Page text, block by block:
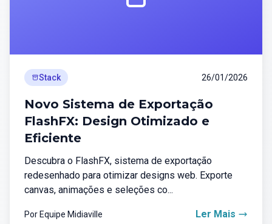
Stack 26/01/2026
Novo Sistema de Exportação
FlashFX: Design Otimizado e
Eficiente
Descubra o FlashFX, sistema de exportação
redesenhado para otimizar designs web. Exporte
canvas, animações e seleções co...
Por Equipe Midiaville Ler Mais